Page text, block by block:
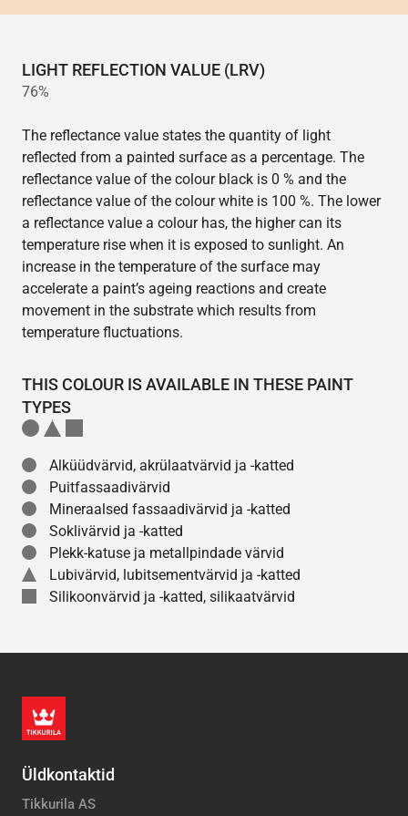
LIGHT REFLECTION VALUE (LRV)
76%
The reflectance value states the quantity of light
reflected from a painted surface as a percentage. The
reflectance value of the colour black is 0 % and the
reflectance value of the colour white is 100 %. The lower
a reflectance value a colour has, the higher can its
temperature rise when it is exposed to sunlight. An
increase in the temperature of the surface may
accelerate a paint’s ageing reactions and create
movement in the substrate which results from
temperature fluctuations.
THIS COLOUR IS AVAILABLE IN THESE PAINT
TYPES
Alküüdvärvid, akrülaatvärvid ja -katted
Puitfassaadivärvid
Mineraalsed fassaadivärvid ja -katted
Soklivärvid ja -katted
Plekk-katuse ja metallpindade värvid
Lubivärvid, lubitsementvärvid ja -katted
Silikoonvärvid ja -katted, silikaatvärvid
Üldkontaktid
Tikkurila AS